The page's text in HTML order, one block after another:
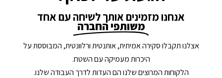
אנחנו מזמינים אותך לשיחה עם אחד
משותפי החברה
אצלנו תקבלו סקירה אמיתית, אותנטית ורלוונטית, המבוססת על
היכרות מעמיקה עם השטח.
הלקוחות המרוצים שלנו הם העדות לדרך העבודה שלנו.